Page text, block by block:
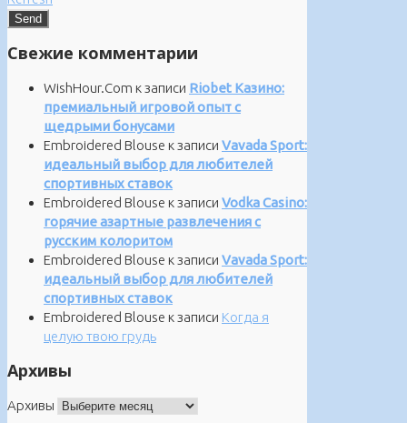
Свежие комментарии
WishHour.Com к записи Riobet Казино:
премиальный игровой опыт с
щедрыми бонусами
Embroidered Blouse к записи Vavada Sport:
идеальный выбор для любителей
спортивных ставок
Embroidered Blouse к записи Vodka Casino:
горячие азартные развлечения с
русским колоритом
Embroidered Blouse к записи Vavada Sport:
идеальный выбор для любителей
спортивных ставок
Embroidered Blouse к записи Когда я
целую твою грудь
Архивы
Архивы